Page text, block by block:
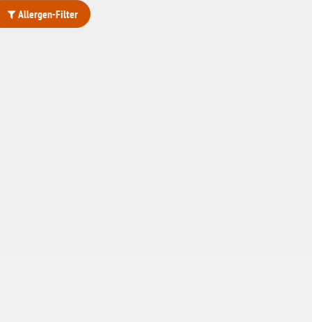
Allergen-Filter